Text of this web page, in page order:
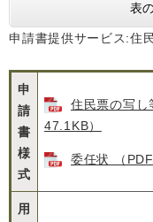
表
申請書提供サービス:住
申
請
書
様
式
住民票の写し
47.1KB）
委任状 （
用